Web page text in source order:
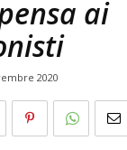
ai
2020